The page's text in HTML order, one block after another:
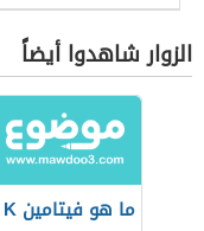
الزوار شاهدوا أيضاً
ما هو فيتامين K